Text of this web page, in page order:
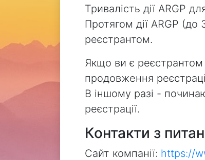
Тривалість дії ARGP
Протягом дії ARGP
реєстрантом.
Якщо ви є реєстрантом
продовження
В іншому разі -
реєстрації.
Контакти з
Сайт компанії: https://